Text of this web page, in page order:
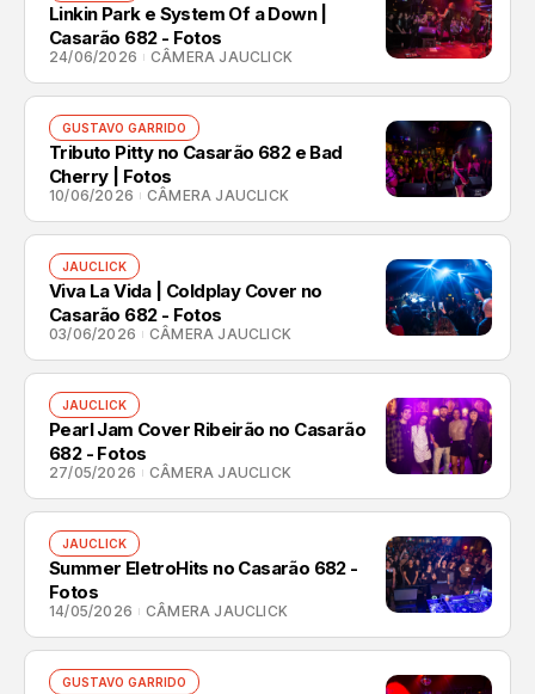
Linkin Park e System Of a Down |
Casarão 682 - Fotos
24/06/2026 CÂMERA JAUCLICK
GUSTAVO GARRIDO
Tributo Pitty no Casarão 682 e Bad
Cherry | Fotos
10/06/2026 CÂMERA JAUCLICK
JAUCLICK
Viva La Vida | Coldplay Cover no
Casarão 682 - Fotos
03/06/2026 CÂMERA JAUCLICK
JAUCLICK
Pearl Jam Cover Ribeirão no Casarão
682 - Fotos
27/05/2026 CÂMERA JAUCLICK
JAUCLICK
Summer EletroHits no Casarão 682 -
Fotos
14/05/2026 CÂMERA JAUCLICK
GUSTAVO GARRIDO